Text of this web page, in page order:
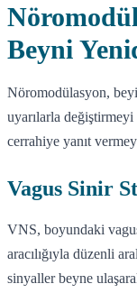
Beyni
Nöromodülasyon,
uyarılarla
cerrahiye yanıt
Vagus Sinir
VNS, boyundaki
aracılığıyla düzenli
sinyaller beyne